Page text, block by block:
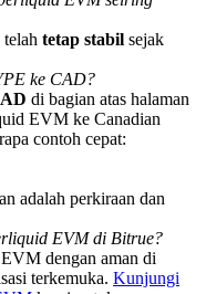
imbalan tunai
tetap stabil sejak
ke CAD?
di bagian atas halaman
EVM ke Canadian
contoh cepat:
adalah perkiraan dan
EVM di Bitrue?
dengan aman di
terkemuka. Kunjungi